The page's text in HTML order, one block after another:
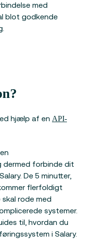
med
blot godkende
hjælp af en API-
dermed forbinde dit
De 5 minutter,
flerfoldigt
rode med
systemer.
til, hvordan du
i Salary.